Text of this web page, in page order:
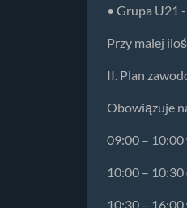
• Grupa U21
Przy malej
II. Plan
Obowiązuje
09:00 – 10:00
10:00 –
10:30 –